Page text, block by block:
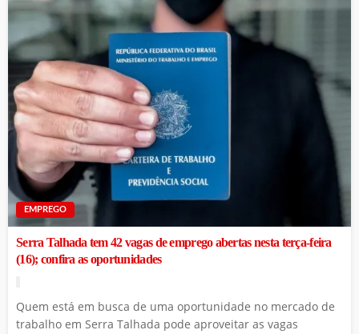
EMPREGO
Serra Talhada tem 42 vagas de emprego abertas nesta terça-feira
(16); confira as oportunidades
Quem está em busca de uma oportunidade no mercado de
trabalho em Serra Talhada pode aproveitar as vagas